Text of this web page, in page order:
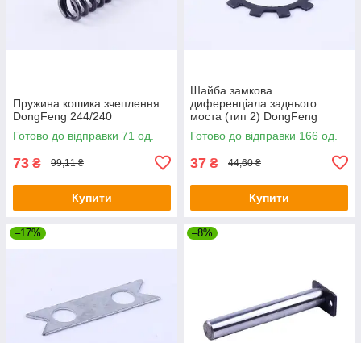
Пружина кошика зчеплення
DongFeng 244/240
Готово до відправки 71 од.
73 ₴ 99,11 ₴
Купити
Шайба замкова
диференціала заднього
моста (тип 2) DongFeng
240/244
Готово до відправки 166 од.
37 ₴ 44,60 ₴
Купити
–17% –8%